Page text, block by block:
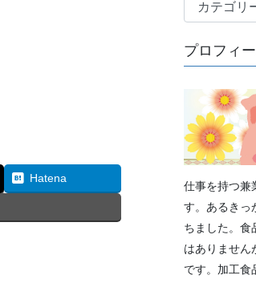
Hatena
テ
リ
プロフィ
仕事を持つ兼
す。あるきっ
ちました。食
はありません
です。加工食